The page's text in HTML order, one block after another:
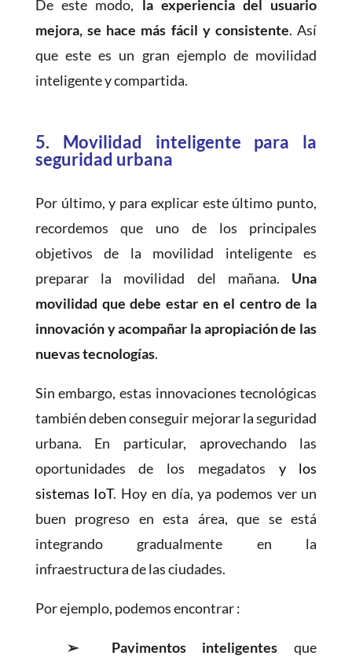
De este modo,
la experiencia del usuario
mejora, se hace más fácil y consistente. Así
que este es un gran ejemplo de movilidad
inteligente y compartida.
5. Movilidad inteligente para la
seguridad urbana
Por último, y para explicar este último punto,
recordemos que uno de los principales
objetivos de la movilidad inteligente es
preparar la movilidad del mañana. Una
movilidad que debe estar en el centro de la
innovación y acompañar la apropiación de las
nuevas tecnologías.
Sin embargo, estas innovaciones tecnológicas
también deben conseguir mejorar la seguridad
urbana. En particular, aprovechando las
oportunidades de los megadatos y los
sistemas IoT. Hoy en día, ya podemos ver un
buen progreso en esta área, que se está
integrando gradualmente en la
infraestructura de las ciudades.
Por ejemplo, podemos encontrar :
➢ Pavimentos inteligentes que